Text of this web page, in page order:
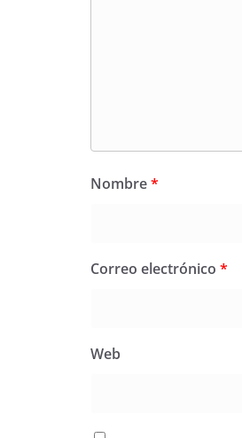
Nombre*
Correo electrónico *
Web